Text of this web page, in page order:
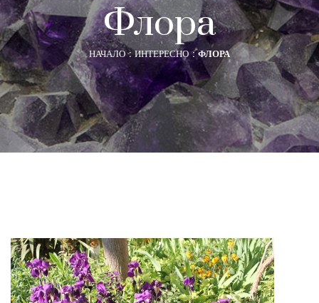
Флора
НАЧАЛО ИНТЕРЕСНО ФЛОРА